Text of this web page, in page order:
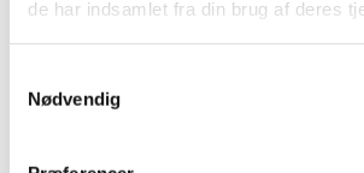
de har indsamlet fra din brug af deres
Nødvendig
marts (1)